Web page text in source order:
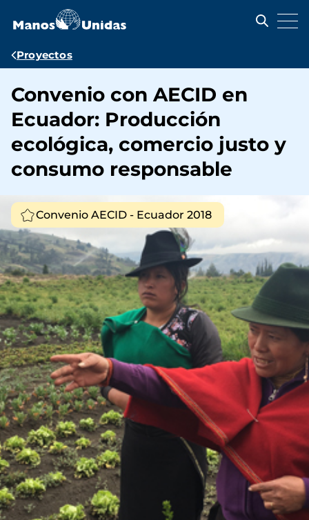
contenido
Ruta
navegación
Proyectos
Convenio con AECID en
Ecuador: Producción
ecológica, comercio justo y
consumo responsable
Convenio AECID - Ecuador 2018